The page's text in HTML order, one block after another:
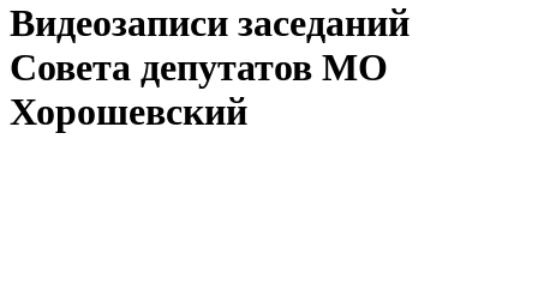
Видеозаписи заседаний
Совета депутатов МО
Хорошевский